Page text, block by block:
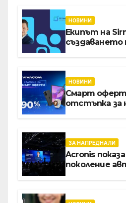
НОВИНИ
Екипът на
създаването
НОВИНИ
Смарт
отстъпка за
ЗА НАПРЕДНАЛИ
Acronis
поколение